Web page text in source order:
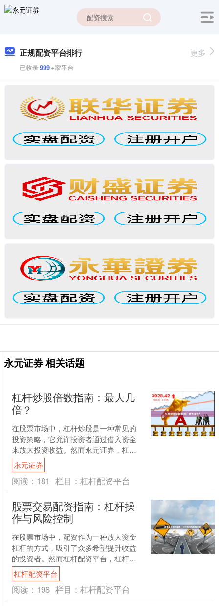
正规配资平台排行
已收录999+家平台
更多
永元证券 相关话题
杠杆炒股倍数指南：最大几
倍？
在股票市场中，杠杆炒股是一种常见的
投资策略，它允许投资者通过借入资金
来放大投资收益。然而永元证券，杠杆
也伴随着更高的风险，因此了解杠杆倍
数及其限制至关重要。本文....
永元证券
阅读： 181 栏目： 杠杆配资平台
股票交易配资指南：杠杆操
作与风险控制
在股票市场中，配资作为一种放大资金
杠杆的方式，吸引了众多希望提升收益
的投资者。然而杠杆配资平台，杠杆操
作在放大盈利的同时，也成倍放大了亏
损风险。本文将系统介绍股....
杠杆配资平台
阅读： 198 栏目： 杠杆配资平台